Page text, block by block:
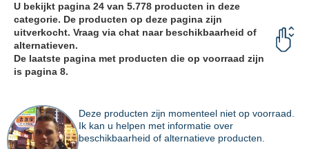
U bekijkt pagina 24 van 5.778 producten in deze
categorie. De producten op deze pagina zijn
uitverkocht. Vraag via chat naar beschikbaarheid of
alternatieven.
De laatste pagina met producten die op voorraad zijn
is pagina 8.
Deze producten zijn momenteel niet op voorraad.
Ik kan u helpen met informatie over
beschikbaarheid of alternatieve producten.